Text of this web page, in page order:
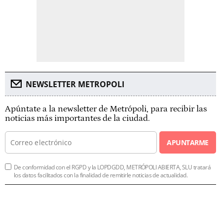
NEWSLETTER METROPOLI
Apúntate a la newsletter de Metrópoli, para recibir las
noticias más importantes de la ciudad.
APUNTARME
De conformidad con el RGPD y la LOPDGDD, METRÓPOLI ABIERTA, SLU tratará
los datos facilitados con la finalidad de remitirle noticias de actualidad.